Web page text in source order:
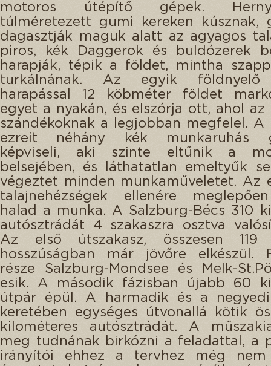
motoros útépítő gépek.
túlméretezett gumi kereken kúsznak,
dagasztják maguk alatt az agyagos
piros, kék Daggerok és buldózerek
harapják, tépik a földet, mintha
turkálnának. Az egyik földnyelő
harapással 12 köbméter földet
egyet a nyakán, és elszórja ott, ahol az
szándékoknak a legjobban megfelel. A
ezreit néhány kék munkaruhás
képviseli, aki szinte eltűnik a
belsejében, és láthatatlan emeltyűk
végeztet minden munkaműveletet. Az
talajnehézségek ellenére
halad a munka. A Salzburg-Bécs 310
autósztrádát 4 szakaszra osztva
Az első útszakasz, összesen 119
hosszúságban már jövőre elkészül.
része Salzburg-Mondsee és Melk-
esik. A második fázisban újabb 60
útpár épül. A harmadik és a
keretében egységes útvonallá kötik
kilométeres autósztrádát. A
meg tudnának birkózni a feladattal, a
irányítói ehhez a tervhez még nem